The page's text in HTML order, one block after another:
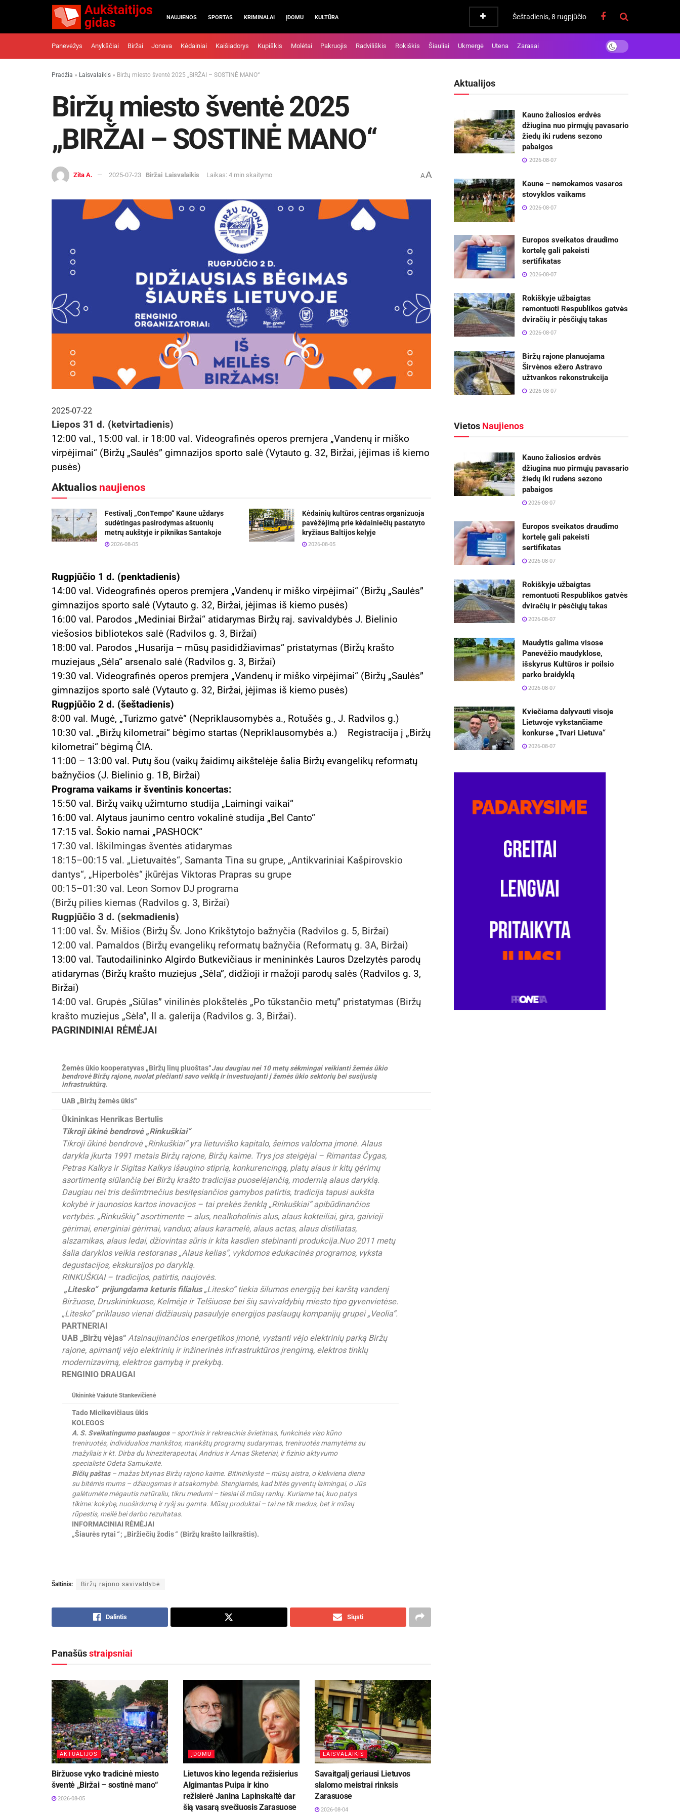
NAUJIENOS SPORTAS KRIMINALAI ĮDOMU KULTŪRA Šeštadienis, 8 rugpjūčio
Panevėžys Anykščiai Biržai Jonava Kėdainiai Kaišiadorys Kupiškis Molėtai Pakruojis Radviliškis Rokiškis Šiauliai Ukmergė Utena Zarasai
Pradžia » Laisvalaikis » Biržų miesto šventė 2025 „BIRŽAI – SOSTINĖ MANO“
Biržų miesto šventė 2025
„BIRŽAI – SOSTINĖ MANO“
Zita A. 2025-07-23 Biržai Laisvalaikis Laikas: 4 min skaitymo AA
2025-07-22
Liepos 31 d. (ketvirtadienis)
12:00 val., 15:00 val. ir 18:00 val. Videografinės operos premjera „Vandenų ir miško
virpėjimai“ (Biržų „Saulės” gimnazijos sporto salė (Vytauto g. 32, Biržai, įėjimas iš kiemo
pusės)
Aktualios naujienos
Festivalį „ConTempo“ Kaune uždarys
sudėtingas pasirodymas aštuonių
metrų aukštyje ir piknikas Santakoje
2026-08-05
Kėdainių kultūros centras organizuoja
pavėžėjimą prie kėdainiečių pastatyto
kryžiaus Baltijos kelyje
2026-08-05
Rugpjūčio 1 d. (penktadienis)
14:00 val. Videografinės operos premjera „Vandenų ir miško virpėjimai“ (Biržų „Saulės”
gimnazijos sporto salė (Vytauto g. 32, Biržai, įėjimas iš kiemo pusės)
16:00 val. Parodos „Mediniai Biržai“ atidarymas Biržų raj. savivaldybės J. Bielinio
viešosios bibliotekos salė (Radvilos g. 3, Biržai)
18:00 val. Parodos „Husarija – mūsų pasididžiavimas“ pristatymas (Biržų krašto
muziejaus „Sėla“ arsenalo salė (Radvilos g. 3, Biržai)
19:30 val. Videografinės operos premjera „Vandenų ir miško virpėjimai“ (Biržų „Saulės”
gimnazijos sporto salė (Vytauto g. 32, Biržai, įėjimas iš kiemo pusės)
Rugpjūčio 2 d. (šeštadienis)
8:00 val. Mugė, „Turizmo gatvė“ (Nepriklausomybės a., Rotušės g., J. Radvilos g.)
10:30 val. „Biržų kilometrai“ bėgimo startas (Nepriklausomybės a.)
Registracija į „Biržų
kilometrai“ bėgimą ČIA.
11:00 – 13:00 val. Putų šou (vaikų žaidimų aikštelėje šalia Biržų evangelikų reformatų
bažnyčios (J. Bielinio g. 1B, Biržai)
Programa vaikams ir šventinis koncertas:
15:50 val. Biržų vaikų užimtumo studija „Laimingi vaikai“
16:00 val. Alytaus jaunimo centro vokalinė studija „Bel Canto“
17:15 val. Šokio namai „PASHOCK“
17:30 val. Iškilmingas šventės atidarymas
18:15–00:15 val. „Lietuvaitės“, Samanta Tina su grupe, „Antikvariniai Kašpirovskio
dantys“, „Hiperbolės“ įkūrėjas Viktoras Prapras su grupe
00:15–01:30 val. Leon Somov DJ programa
(Biržų pilies kiemas (Radvilos g. 3, Biržai)
Rugpjūčio 3 d. (sekmadienis)
11:00 val. Šv. Mišios (Biržų Šv. Jono Krikštytojo bažnyčia (Radvilos g. 5, Biržai)
12:00 val. Pamaldos (Biržų evangelikų reformatų bažnyčia (Reformatų g. 3A, Biržai)
13:00 val. Tautodailininko Algirdo Butkevičiaus ir menininkės Lauros Dzelzytės parodų
atidarymas (Biržų krašto muziejus „Sėla”, didžioji ir mažoji parodų salės (Radvilos g. 3,
Biržai)
14:00 val. Grupės „Siūlas” vinilinės plokštelės „Po tūkstančio metų” pristatymas (Biržų
krašto muziejus „Sėla”, II a. galerija (Radvilos g. 3, Biržai).
PAGRINDINIAI RĖMĖJAI
Žemės ūkio kooperatyvas „Biržų linų pluoštas“Jau daugiau nei 10 metų sėkmingai veikianti žemės ūkio
bendrovė Biržų rajone, nuolat plečianti savo veiklą ir investuojanti į žemės ūkio sektorių bei susijusią
infrastruktūrą.
UAB „Biržų žemės ūkis“
Ūkininkas Henrikas Bertulis
Tikroji ūkinė bendrovė „Rinkuškiai“
Tikroji ūkinė bendrovė „Rinkuškiai“ yra lietuviško kapitalo, šeimos valdoma įmonė. Alaus
darykla įkurta 1991 metais Biržų rajone, Biržų kaime. Trys jos steigėjai – Rimantas Čygas,
Petras Kalkys ir Sigitas Kalkys išaugino stiprią, konkurencingą, platų alaus ir kitų gėrimų
asortimentą siūlančią bei Biržų krašto tradicijas puoselėjančią, modernią alaus daryklą.
Daugiau nei tris dešimtmečius besitęsiančios gamybos patirtis, tradicija tapusi aukšta
kokybė ir jaunosios kartos inovacijos – tai prekės ženklą „Rinkuškiai“ apibūdinančios
vertybės. „Rinkuškių“ asortimente – alus, nealkoholinis alus, alaus kokteiliai, gira, gaivieji
gėrimai, energiniai gėrimai, vanduo; alaus karamelė, alaus actas, alaus distiliatas,
alszamikas, alaus ledai, džiovintas sūris ir kita kasdien stebinanti produkcija.Nuo 2011 metų
šalia daryklos veikia restoranas „Alaus kelias“, vykdomos edukacinės programos, vyksta
degustacijos, ekskursijos po daryklą.
RINKUŠKIAI – tradicijos, patirtis, naujovės.
„Litesko“ prijungdama keturis filialus„Litesko“ tiekia šilumos energiją bei karštą vandenį
Biržuose, Druskininkuose, Kelmėje ir Telšiuose bei šių savivaldybių miesto tipo gyvenvietėse.
„Litesko“ priklauso vienai didžiausių pasaulyje energijos paslaugų kompanijų grupei „Veolia“.
PARTNERIAI
UAB „Biržų vėjas“ Atsinaujinančios energetikos įmonė, vystanti vėjo elektrinių parką Biržų
rajone, apimantį vėjo elektrinių ir inžinerinės infrastruktūros įrengimą, elektros tinklų
modernizavimą, elektros gamybą ir prekybą.
RENGINIO DRAUGAI
Ūkininkė Vaidutė Stankevičienė
Tado Micikevičiaus ūkis
KOLEGOS
A. S. Sveikatingumo paslaugos– sportinis ir rekreacinis švietimas, funkcinės viso kūno
treniruotės, individualios mankštos, mankštų programų sudarymas, treniruotės mamytėms su
mažyliais ir kt. Dirba du kineziterapeutai, Andrius ir Arnas Sketeriai, ir fizinio aktyvumo
specialistė Odeta Samukaitė.
Bičių paštas– mažas bitynas Biržų rajono kaime. Bitininkystė – mūsų aistra, o kiekviena diena
su bitėmis mums – džiaugsmas ir atsakomybė. Stengiamės, kad bitės gyventų laimingai, o Jūs
galėtumėte mėgautis natūraliu, tikru medumi – tiesiai iš mūsų rankų. Kuriame tai, kuo patys
tikime: kokybę, nuoširdumą ir ryšį su gamta. Mūsų produktai – tai ne tik medus, bet ir mūsų
rūpestis, meilė bei darbo rezultatas.
INFORMACINIAI RĖMĖJAI
„Šiaurės rytai“; „Biržiečių žodis“ (Biržų krašto lailkraštis).
Šaltinis: Biržų rajono savivaldybė
Dalintis Siųsti
Panašūsstraipsniai
AKTUALIJOS
Biržuose vyko tradicinė miesto
šventė „Biržai – sostinė mano“
2026-08-05
ĮDOMU
Lietuvos kino legenda režisierius
Algimantas Puipa ir kino
režisierė Janina Lapinskaitė dar
šią vasarą svečiuosis Zarasuose
LAISVALAIKIS
Savaitgalį geriausi Lietuvos
slalomo meistrai rinksis
Zarasuose
2026-08-04
Aktualijos
Kauno žaliosios erdvės
džiugina nuo pirmųjų pavasario
žiedų iki rudens sezono
pabaigos
2026-08-07
Kaune – nemokamos vasaros
stovyklos vaikams
2026-08-07
Europos sveikatos draudimo
kortelę gali pakeisti
sertifikatas
2026-08-07
Rokiškyje užbaigtas
remontuoti Respublikos gatvės
dviračių ir pėsčiųjų takas
2026-08-07
Biržų rajone planuojama
Širvėnos ežero Astravo
užtvankos rekonstrukcija
2026-08-07
Vietos Naujienos
Kauno žaliosios erdvės
džiugina nuo pirmųjų pavasario
žiedų iki rudens sezono
pabaigos
2026-08-07
Europos sveikatos draudimo
kortelę gali pakeisti
sertifikatas
2026-08-07
Rokiškyje užbaigtas
remontuoti Respublikos gatvės
dviračių ir pėsčiųjų takas
2026-08-07
Maudytis galima visose
Panevėžio maudyklose,
išskyrus Kultūros ir poilsio
parko braidyklą
2026-08-07
Kviečiama dalyvauti visoje
Lietuvoje vykstančiame
konkurse „Tvari Lietuva“
2026-08-07